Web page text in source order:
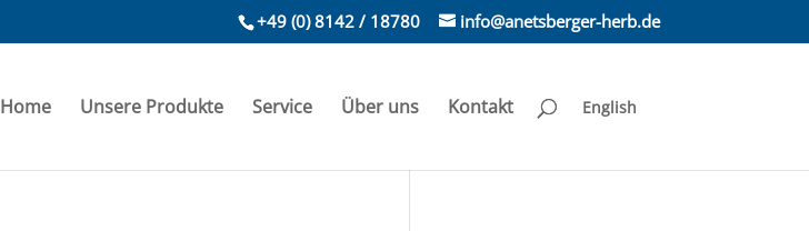
+49 (0) 8142 / 18780 info@anetsberger-herb.de
Home Unsere Produkte Service Über uns Kontakt English